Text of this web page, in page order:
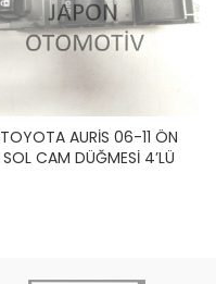
TOYOTA AURİS 06-11 ÖN
SOL CAM DÜĞMESİ 4’LÜ